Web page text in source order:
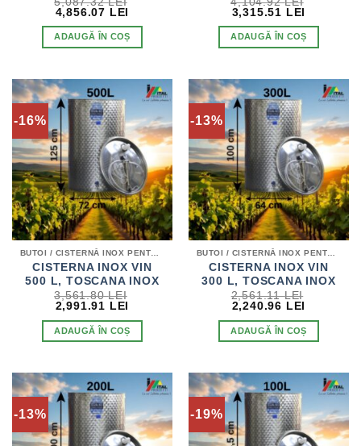
PREȚUL
INIȚIAL
A
FOST:
4,856.07 LEI
ESTE:
4,856.07 LEI.
ADAUGĂ ÎN COȘ
PREȚUL
INIȚIAL
A
FOST:
3,315.51 LEI
ESTE:
3,315.51
ADAUGĂ ÎN COȘ
-16%
BUTOI / CISTERNĂ INOX PENTRU VIN
CISTERNA INOX VIN
500 L, TOSCANA INOX
3,561.80LEI
PREȚUL
INIȚIAL
A
FOST:
2,991.91 LEI
ESTE:
2,991.91 LEI.
ADAUGĂ ÎN COȘ
-13%
BUTOI / CISTERNĂ INOX PENTRU VIN
CISTERNA INOX VIN
300 L, TOSCANA INOX
2,561.11LEI
PREȚUL
INIȚIAL
A
FOST:
2,240.96 LEI
ESTE:
2,240.96
ADAUGĂ ÎN COȘ
-13% -19%